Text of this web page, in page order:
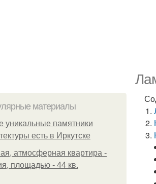
материалы
уникальные памятники
есть в Иркутске
атмосферная квартира -
площадью - 44 кв.